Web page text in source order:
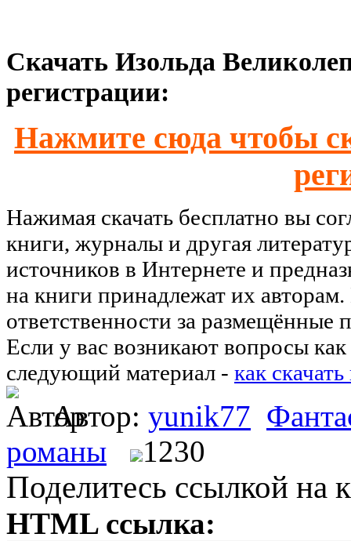
Скачать Изольда
регистрации:
Нажмите сюда чтобы
Нажимая скачать бесплатно вы
книги, журналы и другая
источников в Интернете и
на книги принадлежат их
ответственности за размещённые
Если у вас возникают вопросы как
следующий материал - как
Автор: yunik77
романы
1230
Поделитесь ссылкой на
HTML ссылка: